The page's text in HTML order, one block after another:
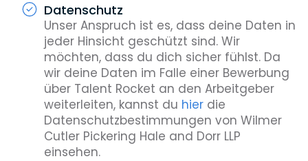
Datenschutz
Unser Anspruch ist es, dass deine Daten in
jeder Hinsicht geschützt sind. Wir
möchten, dass du dich sicher fühlst. Da
wir deine Daten im Falle einer Bewerbung
über Talent Rocket an den Arbeitgeber
weiterleiten, kannst du hierdie
Datenschutzbestimmungen von Wilmer
Cutler Pickering Hale and Dorr LLP
einsehen.